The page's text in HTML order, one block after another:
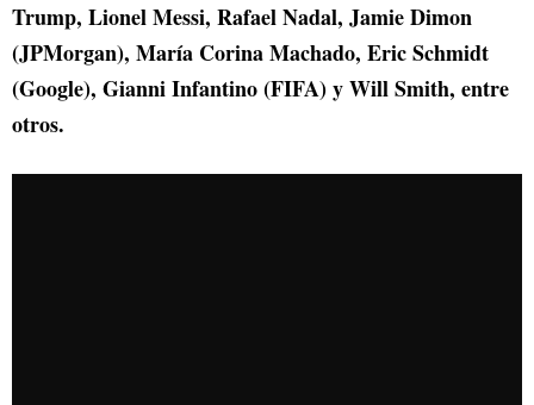
Trump, Lionel Messi, Rafael Nadal, Jamie Dimon
(JPMorgan), María Corina Machado, Eric Schmidt
(Google), Gianni Infantino (FIFA) y Will Smith, entre
otros.